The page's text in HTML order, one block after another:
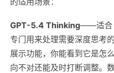
GPT-5.4 Thinking——适合
专门用来处理需要深度思考
展示功能，你能看到它是怎
向不对还能及时打断调整。